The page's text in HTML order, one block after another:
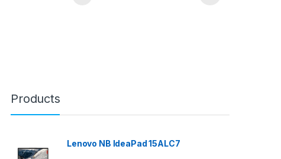
Products
Lenovo NB IdeaPad 15ALC7